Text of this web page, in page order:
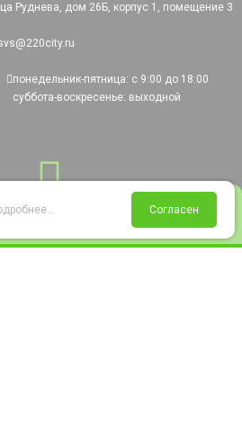
Избранное Корзина
Руднева, дом 26Б, корпус 1, помещение 3
понедельник-пятница: с 9:00 до 18:00
суббота-воскресенье: выходной
Согласен